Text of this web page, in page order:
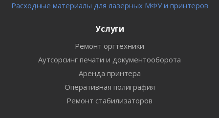
Расходные материалы для лазерных МФУ и принтеров
Услуги
Ремонт оргтехники
Аутсорсинг печати и документооборота
Аренда принтера
Оперативная полиграфия
Ремонт стабилизаторов